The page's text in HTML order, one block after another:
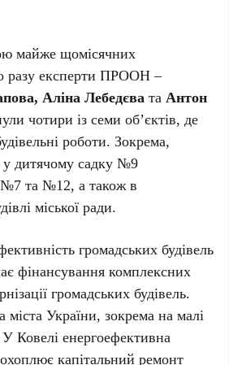
майже щомісячних
разу експерти ПРООН –
Аліна Лебедєва таАнтон
чотири із семи об’єктів, де
роботи. Зокрема,
у дитячому садку №9
№7 та №12, а також в
міської ради.
громадських будівель
фінансування комплексних
громадських будівель.
міста України, зокрема на малі
Ковелі енергоефективна
капітальний ремонт